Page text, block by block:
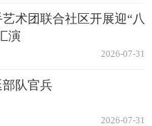
术团联合社区开展迎“八
演
2026-07-31
队官兵
2026-07-31